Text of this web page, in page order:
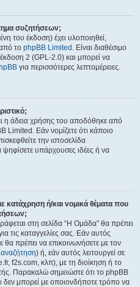
συζητήσεων;
του έκδοση) έχει υλοποιηθεί,
το phpBB Limited . Είναι διαθέσιμο
2 (GPL-2.0) και μπορεί να
για περισσότερες λεπτομέρειες.
η άδεια χρήσης του αποδόθηκε από
Limited. Εάν νομίζετε ότι κάποιο
την ιστοσελίδα
ψηφίσετε υπάρχουσες ιδέες ή να
κατάχρηση ή/και νομικά θέματα που
στη σελίδα “Η Ομάδα” θα πρέπει
τις καταγγελίες σας. Εάν αυτός
θα πρέπει να επικοινωνήσετε με τον
) ή, εάν αυτός λειτουργεί σε
f2s.com, κλπ), με τη διοίκηση ή το
Παρακαλώ σημειώστε ότι το phpBB
δεν μπορεί με οποιονδήποτε τρόπο να